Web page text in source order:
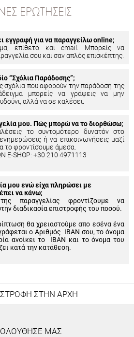
ΕΡΩΤΉΣΕΙΣ
εγγραφή για να παραγγείλω online;
επίθετο και email. Μπορείς να
σου και σαν απλός επισκέπτης.
“Σχόλια Παράδοσης”;
σχόλια που αφορούν την παράδοση της
μπορείς να γράψεις να μην
αλλά να σε καλέσει.
μου. Πώς μπορώ να το διορθώσω;
το συντομότερο δυνατόν στο
ή να επικοινωνήσεις μαζί
φροντίσουμε άμεσα.
SHOP: +30 210 4971113
μου ενώ είχα πληρώσει με
να κάνω;
παραγγελίας φροντίζουμε να
διαδικασία επιστροφής του ποσού.
θα χρειαστούμε απο εσένα ένα
ο Αριθμός IBAN σου, το όνομα
ανοίκει το IBAN και το όνομα του
κατά την κατάθεση.
ΣΤΗΝ ΑΡΧΗ
ΜΑΣ